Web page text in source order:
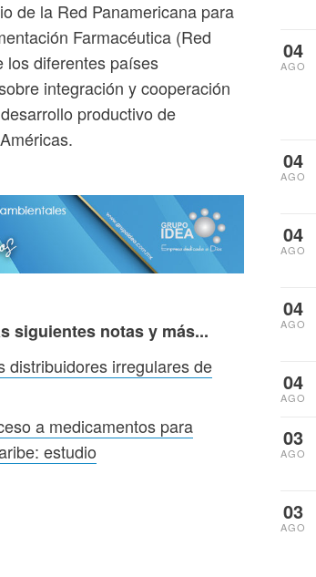
de la Red Panamericana para
Farmacéutica (Red
los diferentes países
integración y cooperación
productivo de
siguientes notas y más...
distribuidores irregulares de
a medicamentos para
estudio
04
AGO
04
AGO
04
AGO
04
AGO
04
AGO
03
AGO
03
AGO